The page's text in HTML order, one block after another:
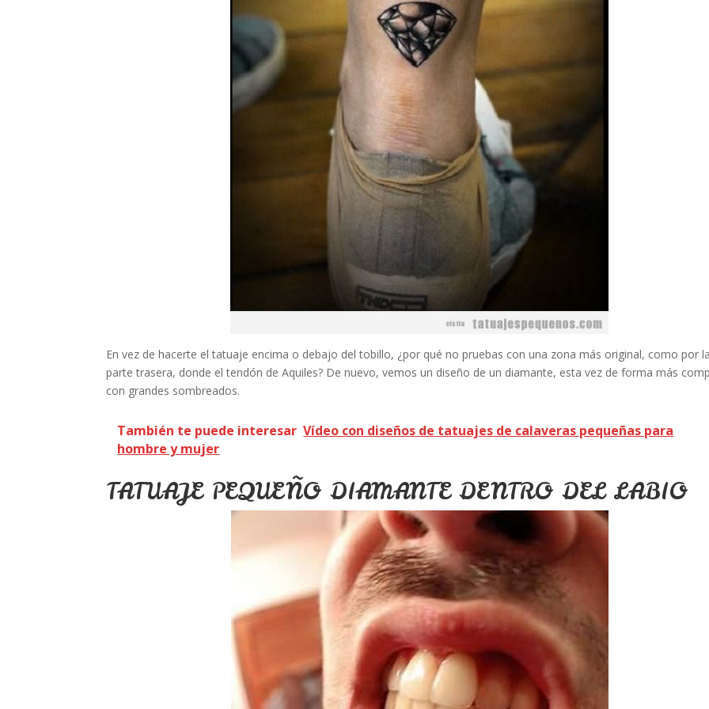
En vez de hacerte el tatuaje encima o debajo del tobillo, ¿por qué no pruebas con una zona más original, como por
parte trasera, donde el tendón de Aquiles? De nuevo, vemos un diseño de un diamante, esta vez de forma más
con grandes sombreados.
También te puede interesar Vídeo con diseños de tatuajes de calaveras pequeñas para
hombre y mujer
TATUAJE PEQUEÑO DIAMANTE DENTRO DEL LABIO